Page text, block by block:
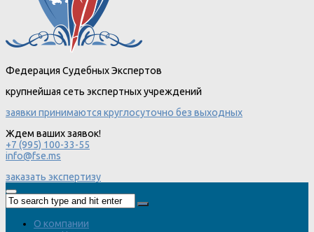
Федерация Судебных Экспертов
крупнейшая сеть экспертных учреждений
заявки принимаются круглосуточно без выходных
Ждем ваших заявок!
+7 (995) 100-33-55
info@fse.ms
заказать экспертизу
О компании